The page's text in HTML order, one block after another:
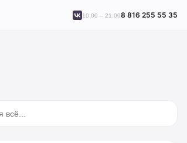
10:00 – 21:008 816 255 55 35